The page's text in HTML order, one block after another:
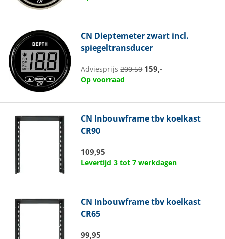
CN Dieptemeter zwart incl.
spiegeltransducer
Adviesprijs200,50 159,-
Op voorraad
CN Inbouwframe tbv koelkast
CR90
109,95
Levertijd 3 tot 7 werkdagen
CN Inbouwframe tbv koelkast
CR65
99,95